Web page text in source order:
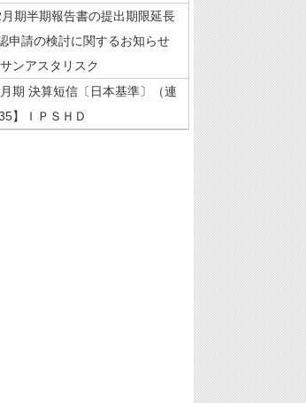
期半期報告書の提出期限延長
申請の検討に関するお知らせ
サンアスタリスク
期 決算短信〔日本基準〕（連
】ＩＰＳＨＤ